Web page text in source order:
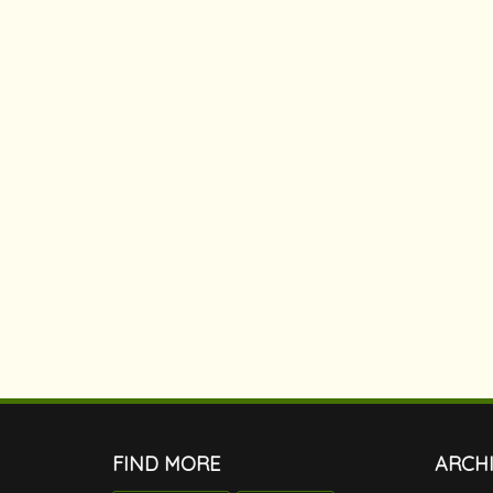
FIND MORE